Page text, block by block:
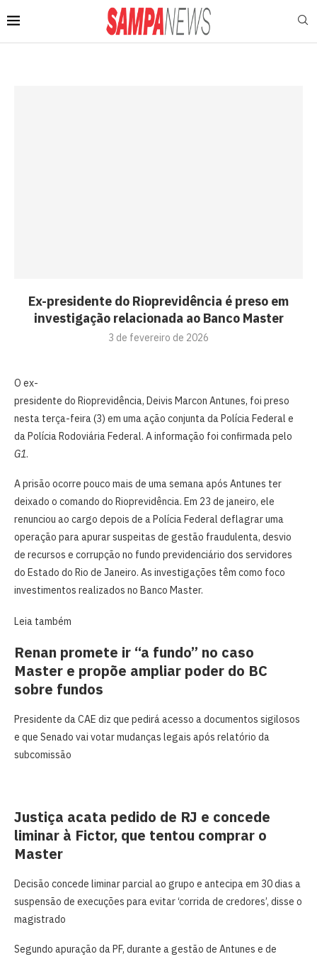
Ex-presidente do Rioprevidência é preso em
investigação relacionada ao Banco Master
3 de fevereiro de 2026
O ex-
presidente do Rioprevidência, Deivis Marcon Antunes, foi preso
nesta terça-feira (3) em uma ação conjunta da Polícia Federal e
da Polícia Rodoviária Federal. A informação foi confirmada pelo
G1.
A prisão ocorre pouco mais de uma semana após Antunes ter
deixado o comando do Rioprevidência. Em 23 de janeiro, ele
renunciou ao cargo depois de a Polícia Federal deflagrar uma
operação para apurar suspeitas de gestão fraudulenta, desvio
de recursos e corrupção no fundo previdenciário dos servidores
do Estado do Rio de Janeiro. As investigações têm como foco
investimentos realizados no Banco Master.
Leia também
Renan promete ir “a fundo” no caso
Master e propõe ampliar poder do BC
sobre fundos
Presidente da CAE diz que pedirá acesso a documentos sigilosos
e que Senado vai votar mudanças legais após relatório da
subcomissão
Justiça acata pedido de RJ e concede
liminar à Fictor, que tentou comprar o
Master
Decisão concede liminar parcial ao grupo e antecipa em 30 dias a
suspensão de execuções para evitar ‘corrida de credores’, disse o
magistrado
Segundo apuração da PF, durante a gestão de Antunes e de